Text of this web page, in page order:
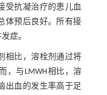
受抗凝治疗的患儿血
体预后良好。所有接
症。
相比，溶栓剂通过将
，与LMWH相比，溶
出血的发生率高于足